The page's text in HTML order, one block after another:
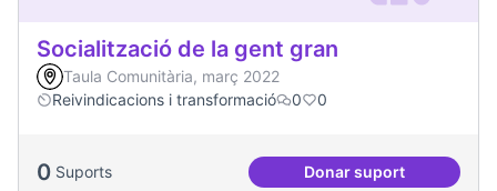
Socialització de la gent gran
Taula Comunitària, març 2022
Reivindicacions i transformació
0 0
0 Suports Donar suportSocialització de la